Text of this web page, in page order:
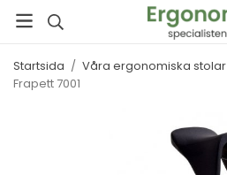
Startsida / Våra ergonomiska stolar
Frapett 7001